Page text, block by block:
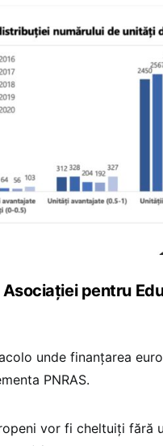
pentru
unde finanțarea
PNRAS.
vor fi cheltuiți fără